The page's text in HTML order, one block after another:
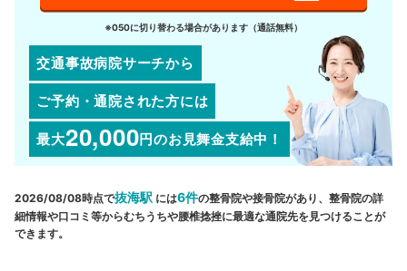
※050に切り替わる場合があります（通話無料）
交通事故病院サーチから
ご予約・通院された方には
最大20,000円のお見舞金支給中！
2026/08/08時点で抜海駅 には6件の整骨院や接骨院があり、整骨院の詳
細情報や口コミ等からむちうちや腰椎捻挫に最適な通院先を見つけることが
できます。